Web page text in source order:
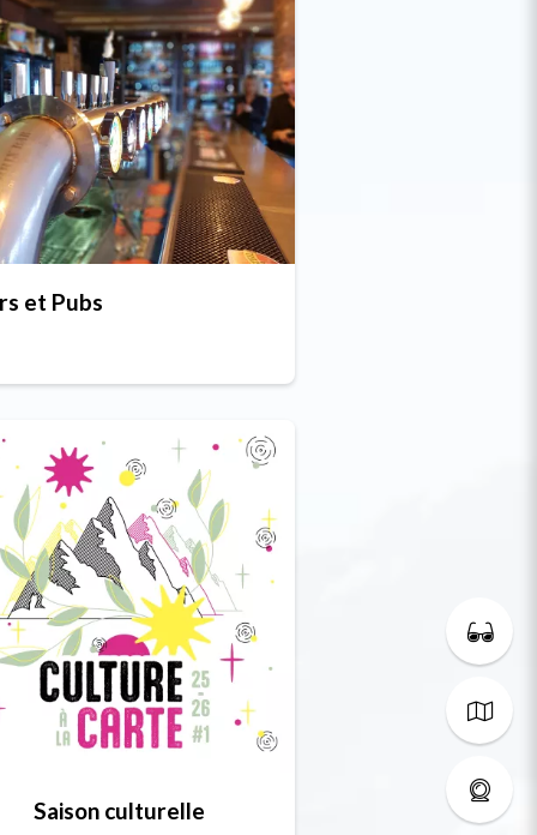
et Pubs
Saison culturelle